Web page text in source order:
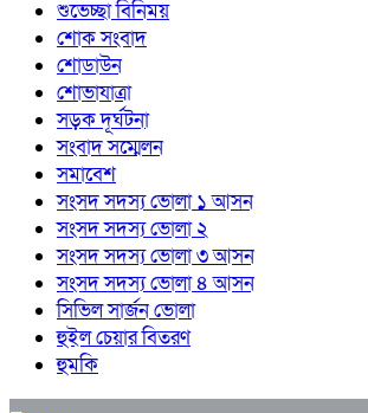
শুভেচ্ছা বিনিময়
শোক সংবাদ
শোডাউন
শোভাযাত্রা
সড়ক দূর্ঘটনা
সংবাদ সম্মেলন
সমাবেশ
সংসদ সদস্য ভোলা ১ আসন
সংসদ সদস্য ভোলা ২
সংসদ সদস্য ভোলা ৩ আসন
সংসদ সদস্য ভোলা ৪ আসন
সিভিল সার্জন ভোলা
হুইল চেয়ার বিতরণ
হুমকি